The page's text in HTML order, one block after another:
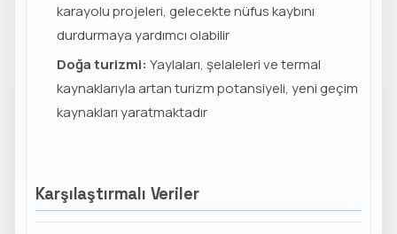
karayolu projeleri, gelecekte nüfus kaybını
durdurmaya yardımcı olabilir
Doğa turizmi: Yaylaları, şelaleleri ve termal
kaynaklarıyla artan turizm potansiyeli, yeni geçim
kaynakları yaratmaktadır
Karşılaştırmalı Veriler